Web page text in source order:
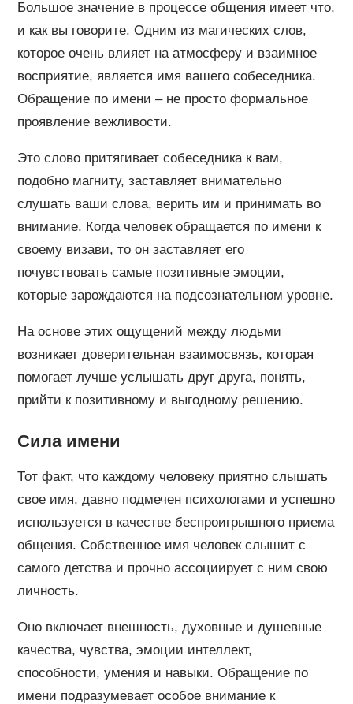
Большое значение в процессе общения имеет что,
и как вы говорите. Одним из магических слов,
которое очень влияет на атмосферу и взаимное
восприятие, является имя вашего собеседника.
Обращение по имени – не просто формальное
проявление вежливости.
Это слово притягивает собеседника к вам,
подобно магниту, заставляет внимательно
слушать ваши слова, верить им и принимать во
внимание. Когда человек обращается по имени к
своему визави, то он заставляет его
почувствовать самые позитивные эмоции,
которые зарождаются на подсознательном уровне.
На основе этих ощущений между людьми
возникает доверительная взаимосвязь, которая
помогает лучше услышать друг друга, понять,
прийти к позитивному и выгодному решению.
Сила имени
Тот факт, что каждому человеку приятно слышать
свое имя, давно подмечен психологами и успешно
используется в качестве беспроигрышного приема
общения. Собственное имя человек слышит с
самого детства и прочно ассоциирует с ним свою
личность.
Оно включает внешность, духовные и душевные
качества, чувства, эмоции интеллект,
способности, умения и навыки. Обращение по
имени подразумевает особое внимание к